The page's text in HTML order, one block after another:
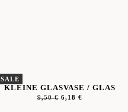
SALE
KLEINE GLASVASE / GLAS
9,50€ 6,18 €